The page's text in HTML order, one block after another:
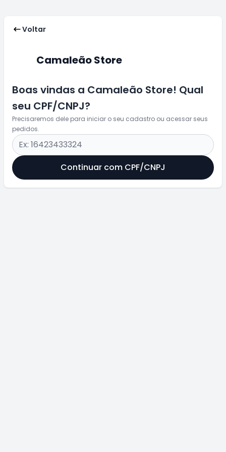
Voltar
Camaleão Store
Boas vindas a Camaleão Store! Qual
seu CPF/CNPJ?
Precisaremos dele para iniciar o seu cadastro ou acessar seus
pedidos.
Continuar com CPF/CNPJ